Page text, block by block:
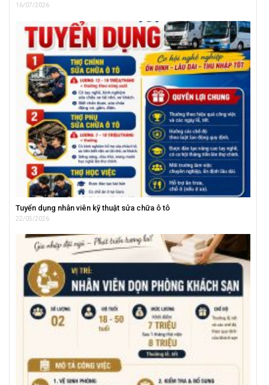
16/07/2026
Tuyển dụng nhân viên kỹ thuật sửa chữa ô tô
22/05/2026